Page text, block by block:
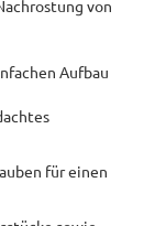
von
Aufbau
für einen